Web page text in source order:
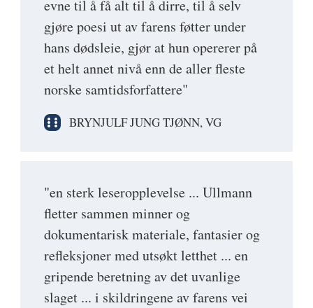
evne til å få alt til å dirre, til å selv
gjøre poesi ut av farens føtter under
hans dødsleie, gjør at hun opererer på
et helt annet nivå enn de aller fleste
norske samtidsforfattere"
BRYNJULF JUNG TJØNN, VG
"en sterk leseropplevelse ... Ullmann
fletter sammen minner og
dokumentarisk materiale, fantasier og
refleksjoner med utsøkt letthet ... en
gripende beretning av det uvanlige
slaget ... i skildringene av farens vei